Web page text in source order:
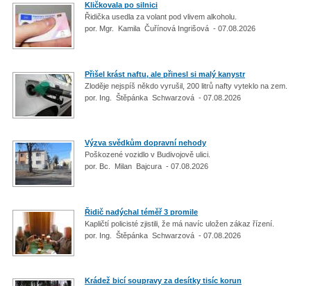
Kličkovala po silnici
Řidička usedla za volant pod vlivem alkoholu.
por. Mgr. Kamila Čuřínová Ingrišová - 07.08.2026
Přišel krást naftu, ale přinesl si malý kanystr
Zloděje nejspíš někdo vyrušil, 200 litrů nafty vyteklo na zem.
por. Ing. Štěpánka Schwarzová - 07.08.2026
Výzva svědkům dopravní nehody
Poškozené vozidlo v Budivojově ulici.
por. Bc. Milan Bajcura - 07.08.2026
Řidič nadýchal téměř 3 promile
Kapličtí policisté zjistili, že má navíc uložen zákaz řízení.
por. Ing. Štěpánka Schwarzová - 07.08.2026
Krádež bicí soupravy za desítky tisíc korun